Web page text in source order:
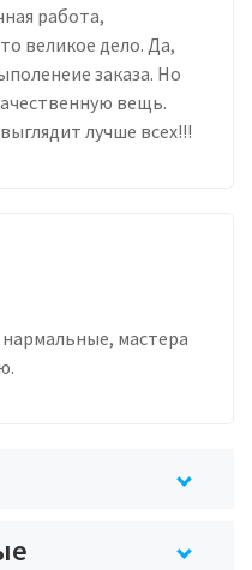
работа,
великое дело. Да,
заказа. Но
вещь.
лучше всех!!!
мастера